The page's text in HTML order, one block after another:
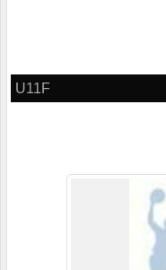
U11F